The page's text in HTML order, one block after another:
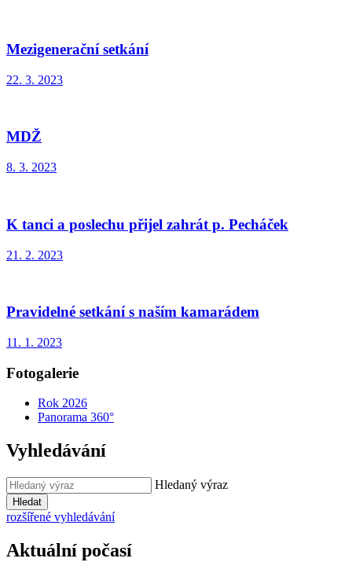
Mezigenerační setkání
22. 3. 2023
MDŽ
8. 3. 2023
K tanci a poslechu přijel zahrát p. Pecháček
21. 2. 2023
Pravidelné setkání s naším kamarádem
11. 1. 2023
Fotogalerie
Rok 2026
Panorama 360°
Vyhledávání
Hledaný výraz
Hledat
rozšířené vyhledávání
Aktuální počasí